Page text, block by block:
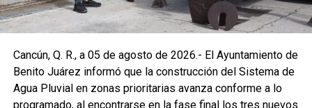
Cancún, Q. R., a 05 de agosto de 2026.- El Ayuntamiento de
Benito Juárez informó que la construcción del Sistema de
Agua Pluvial en zonas prioritarias avanza conforme a lo
programado, al encontrarse en la fase final los tres nuevos